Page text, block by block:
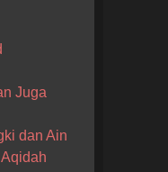
Juga
dan Ain